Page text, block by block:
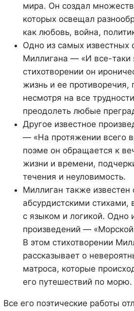
мира. Он создал
которых освещал
как любовь, война,
Одно из самых известных
Миллигана — «И все-таки
стихотворении он
жизнь и ее противоречия,
несмотря на все
преодолеть любые
Другое известное
— «На протяжении всего
поэме он обращается к
жизни и времени,
течения и неуловимость.
Миллиган также известен
абсурдистскими стихами,
с языком и логикой. Одно
произведений —
В этом стихотворении
рассказывает о
матроса, которые
его путешествий по морю.
Все его поэтические работы